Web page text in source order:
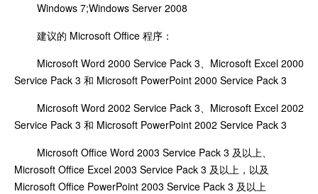
Windows 7;Windows Server 2008
建议的 Microsoft Office 程序：
Microsoft Word 2000 Service Pack 3、Microsoft Excel 2000
Service Pack 3 和 Microsoft PowerPoint 2000 Service Pack 3
Microsoft Word 2002 Service Pack 3、Microsoft Excel 2002
Service Pack 3 和 Microsoft PowerPoint 2002 Service Pack 3
Microsoft Office Word 2003 Service Pack 3 及以上、
Microsoft Office Excel 2003 Service Pack 3 及以上，以及
Microsoft Office PowerPoint 2003 Service Pack 3 及以上